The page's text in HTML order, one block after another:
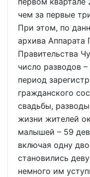
чем за первые
При этом, по
архива Аппарата
Правительства
число разводов
период
гражданского
свадьбы,
жизни жителей
малышей – 59
включая одну
становились
немного им